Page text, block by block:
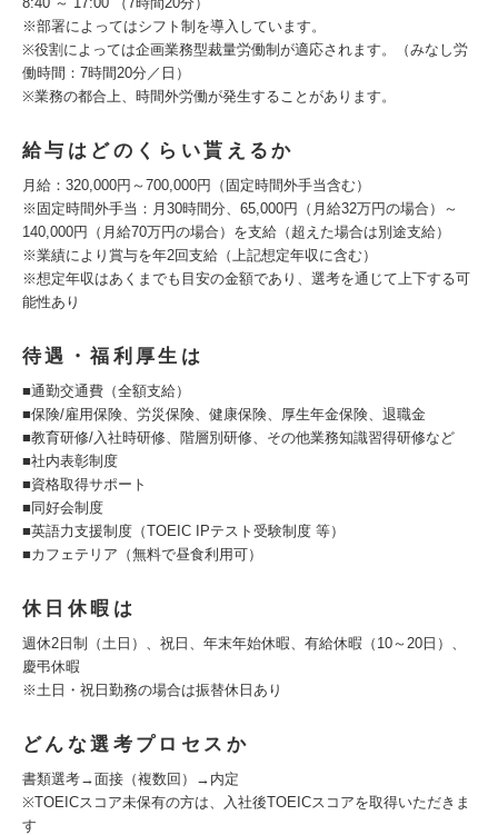
※部署によってはシフト制を導入しています。
※役割によっては企画業務型裁量労働制が適応されます。（みなし労
働時間：7時間20分／日）
※業務の都合上、時間外労働が発生することがあります。
給与はどのくらい貰えるか
月給：320,000円～700,000円（固定時間外手当含む）
※固定時間外手当：月30時間分、65,000円（月給32万円の場合）～
140,000円（月給70万円の場合）を支給（超えた場合は別途支給）
※業績により賞与を年2回支給（上記想定年収に含む）
※想定年収はあくまでも目安の金額であり、選考を通じて上下する可
能性あり
待遇・福利厚生は
■通勤交通費（全額支給）
■保険/雇用保険、労災保険、健康保険、厚生年金保険、退職金
■教育研修/入社時研修、階層別研修、その他業務知識習得研修など
■社内表彰制度
■資格取得サポート
■同好会制度
■英語力支援制度（TOEIC IPテスト受験制度 等）
■カフェテリア（無料で昼食利用可）
休日休暇は
週休2日制（土日）、祝日、年末年始休暇、有給休暇（10～20日）、
慶弔休暇
※土日・祝日勤務の場合は振替休日あり
どんな選考プロセスか
書類選考→面接（複数回）→内定
※TOEICスコア未保有の方は、入社後TOEICスコアを取得いただきま
す